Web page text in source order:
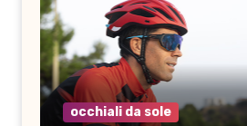
occhiali da sole